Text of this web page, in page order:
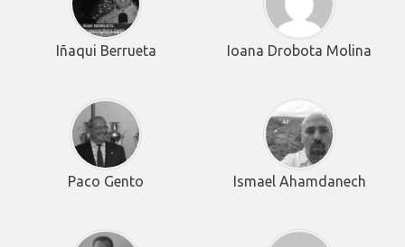
Iñaqui Berrueta Ioana Drobota Molina
Paco Gento Ismael Ahamdanech